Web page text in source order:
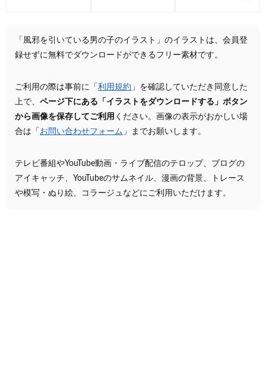
「風邪を引いている男の子のイラスト」のイラストは、会員登
録せずに無料でダウンロードができるフリー素材です。
ご利用の際は事前に「 利用規約 」を確認していただき同意した
上で、 ページ下にある「イラストをダウンロードする」ボタン
から画像を保存してご利用 ください。画像の表示がおかしい場
合は「 お問い合わせフォーム 」までお願いします。
テレビ番組やYouTube動画・ライブ配信のテロップ、ブログの
アイキャッチ、YouTubeのサムネイル、漫画の背景、トレース
や模写・ぬり絵、コラージュなどにご利用いただけます。